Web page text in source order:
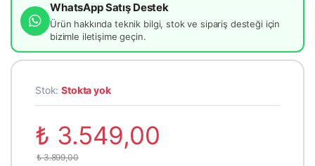
WhatsApp Satış Destek
Ürün hakkında teknik bilgi, stok ve sipariş desteği için
bizimle iletişime geçin.
Stok:Stokta yok
₺ 3.549,00
₺3.899,00